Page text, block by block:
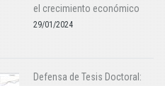
el crecimiento económico
29/01/2024
Defensa de Tesis Doctoral: